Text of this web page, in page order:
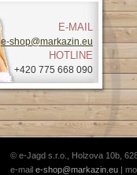
E-MAIL
e-shop@markazin.eu
HOTLINE
+420 775 668 090
© e-Jagd s.r.o., Holzova 10b,
e-mail e-shop@markazin.eu |